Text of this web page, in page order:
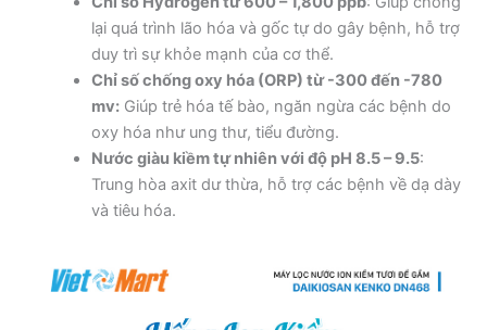
lại quá trình lão hóa và gốc tự do gây bệnh, hỗ trợ
duy trì sự khỏe mạnh của cơ thể.
Chỉ số chống oxy hóa (ORP) từ -300 đến -780
mv:Giúp trẻ hóa tế bào, ngăn ngừa các bệnh do
oxy hóa như ung thư, tiểu đường.
Nước giàu kiềm tự nhiên với độ pH 8.5 – 9.5:
Trung hòa axit dư thừa, hỗ trợ các bệnh về dạ dày
và tiêu hóa.